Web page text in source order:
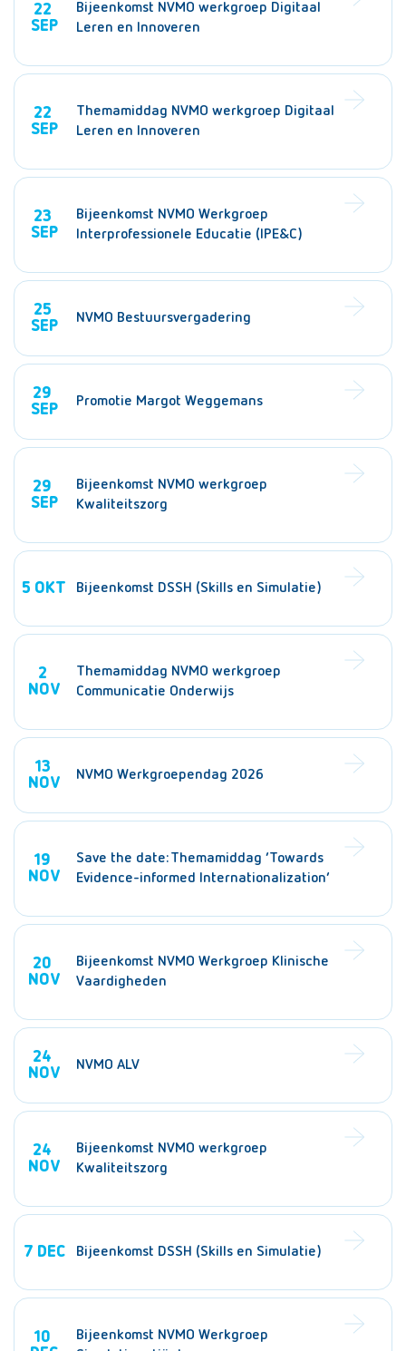
22
SEP
Bijeenkomst NVMO werkgroep Digitaal
Leren en Innoveren
22
SEP
Themamiddag NVMO werkgroep Digitaal
Leren en Innoveren
23
SEP
Bijeenkomst NVMO Werkgroep
Interprofessionele Educatie (IPE&C)
25
SEP
NVMO Bestuursvergadering
29
SEP
Promotie Margot Weggemans
29
SEP
Bijeenkomst NVMO werkgroep
Kwaliteitszorg
5 OKT Bijeenkomst DSSH (Skills en Simulatie)
2
NOV
Themamiddag NVMO werkgroep
Communicatie Onderwijs
13
NOV
NVMO Werkgroependag 2026
19
NOV
Save the date: Themamiddag ‘Towards
Evidence-informed Internationalization’
20
NOV
Bijeenkomst NVMO Werkgroep Klinische
Vaardigheden
24
NOV
NVMO ALV
24
NOV
Bijeenkomst NVMO werkgroep
Kwaliteitszorg
7 DEC Bijeenkomst DSSH (Skills en Simulatie)
10
Bijeenkomst NVMO Werkgroep